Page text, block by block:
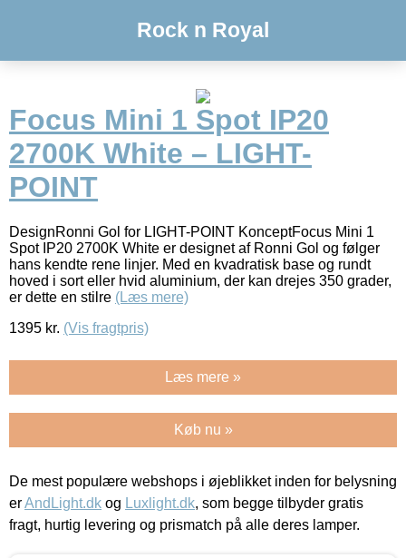
Rock n Royal
Focus Mini 1 Spot IP20
2700K White – LIGHT-
POINT
DesignRonni Gol for LIGHT-POINT KonceptFocus Mini 1
Spot IP20 2700K White er designet af Ronni Gol og følger
hans kendte rene linjer. Med en kvadratisk base og rundt
hoved i sort eller hvid aluminium, der kan drejes 350 grader,
er dette en stilre (Læs mere)
1395 kr. (Vis fragtpris)
Læs mere »
Køb nu »
De mest populære webshops i øjeblikket inden for belysning
erAndLight.dk og Luxlight.dk, som begge tilbyder gratis
fragt, hurtig levering og prismatch på alle deres lamper.